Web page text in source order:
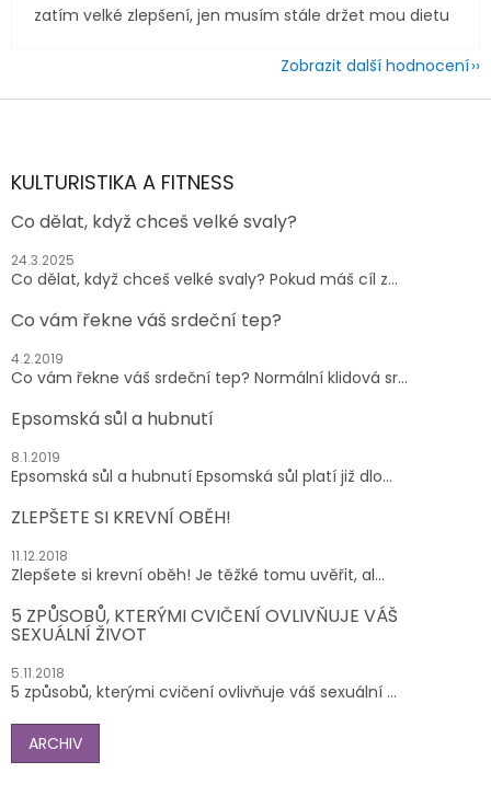
zatím velké zlepšení, jen musím stále držet mou dietu
Zobrazit další hodnocení
Z
aKULTURISTIKA A FITNESS
Co dělat, když chceš velké svaly?
24.3.2025
Co dělat, když chceš velké svaly? Pokud máš cíl z...
Co vám řekne váš srdeční tep?
4.2.2019
Co vám řekne váš srdeční tep? Normální klidová sr...
Epsomská sůl a hubnutí
8.1.2019
Epsomská sůl a hubnutí Epsomská sůl platí již dlo...
ZLEPŠETE SI KREVNÍ OBĚH!
11.12.2018
Zlepšete si krevní oběh! Je těžké tomu uvěřit, al...
5 ZPŮSOBŮ, KTERÝMI CVIČENÍ OVLIVŇUJE VÁŠ
SEXUÁLNÍ ŽIVOT
5.11.2018
5 způsobů, kterými cvičení ovlivňuje váš sexuální ...
ARCHIV